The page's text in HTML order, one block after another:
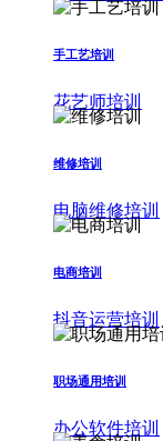
手工艺培训
花艺师培训
维修培训
电脑维修培训
电商培训
抖音运营培训
职场通用培训
办公软件培训